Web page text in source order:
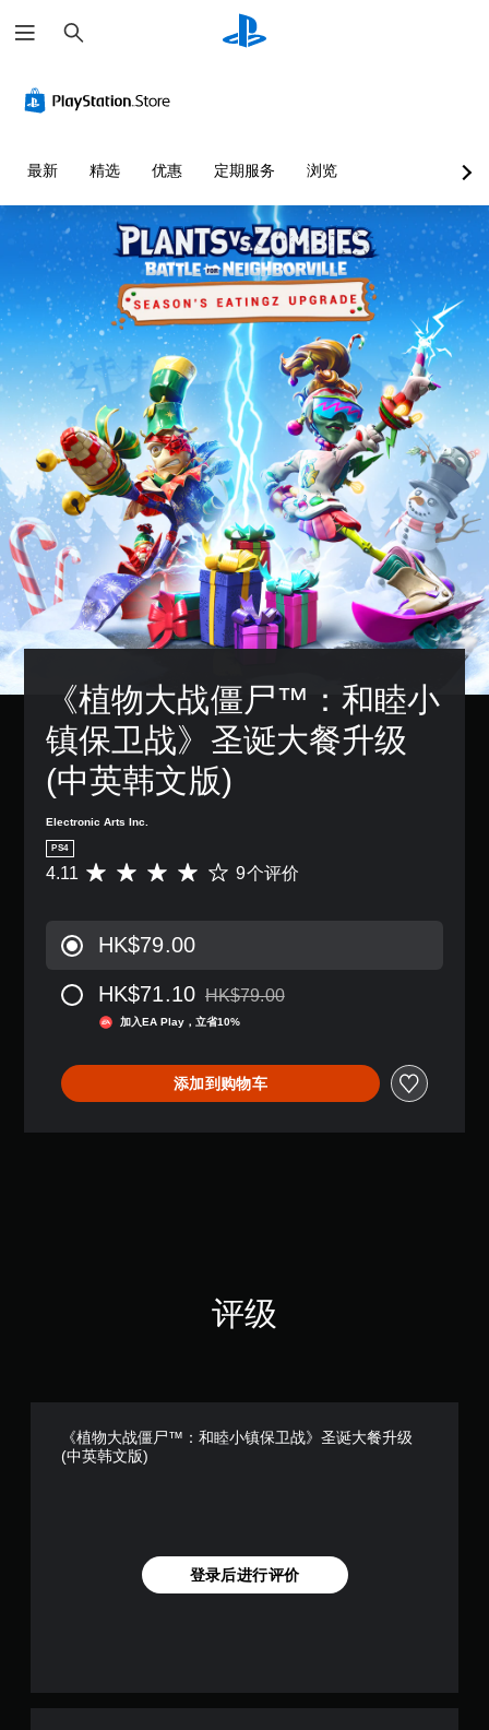
索
最新 精选 优惠 定期服务 浏览
《植物大战僵尸™：和睦小
镇保卫战》圣诞大餐升级
(中英韩文版)
Electronic Arts Inc.
PS4
平
5
4.11 9个评价
HK$79.00
HK$71.10 从原价HK$79.00折扣优惠
HK$79.00
加入EA Play，立省10%
添加到购物车
评级
《植物大战僵尸™：和睦小镇保卫战》圣诞大餐升级
(中英韩文版)
登录后进行评价